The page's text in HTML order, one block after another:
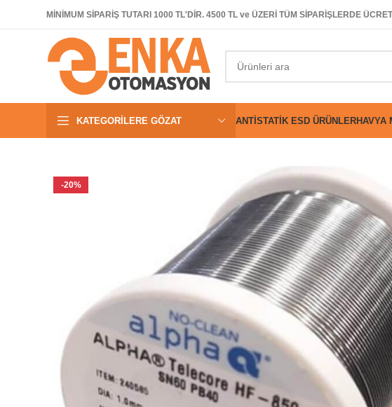
MİNİMUM SİPARİŞ TUTARI 1000 TL'DİR. 4500 TL ve ÜZERİ TÜM SİPARİŞLERDE
KATEGORILERE GÖZAT ANTISTATIK ESD ÜRÜNLERHAVYA
-20%